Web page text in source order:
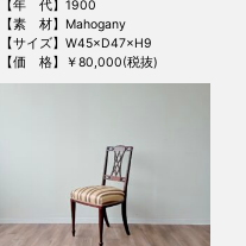
【年 代】1900
【素 材】Mahogany
【サイズ】W45×D47×H9
【価 格】￥80,000(税抜)